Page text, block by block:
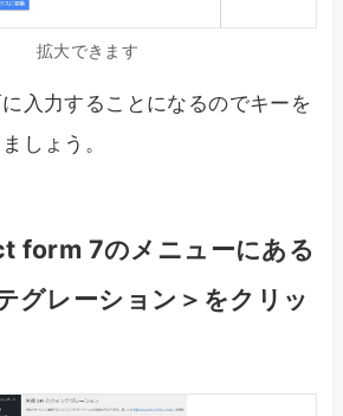
拡大できます
入力することになるのでキーを
しょう。
form 7のメニューにある
グレーション＞をクリッ